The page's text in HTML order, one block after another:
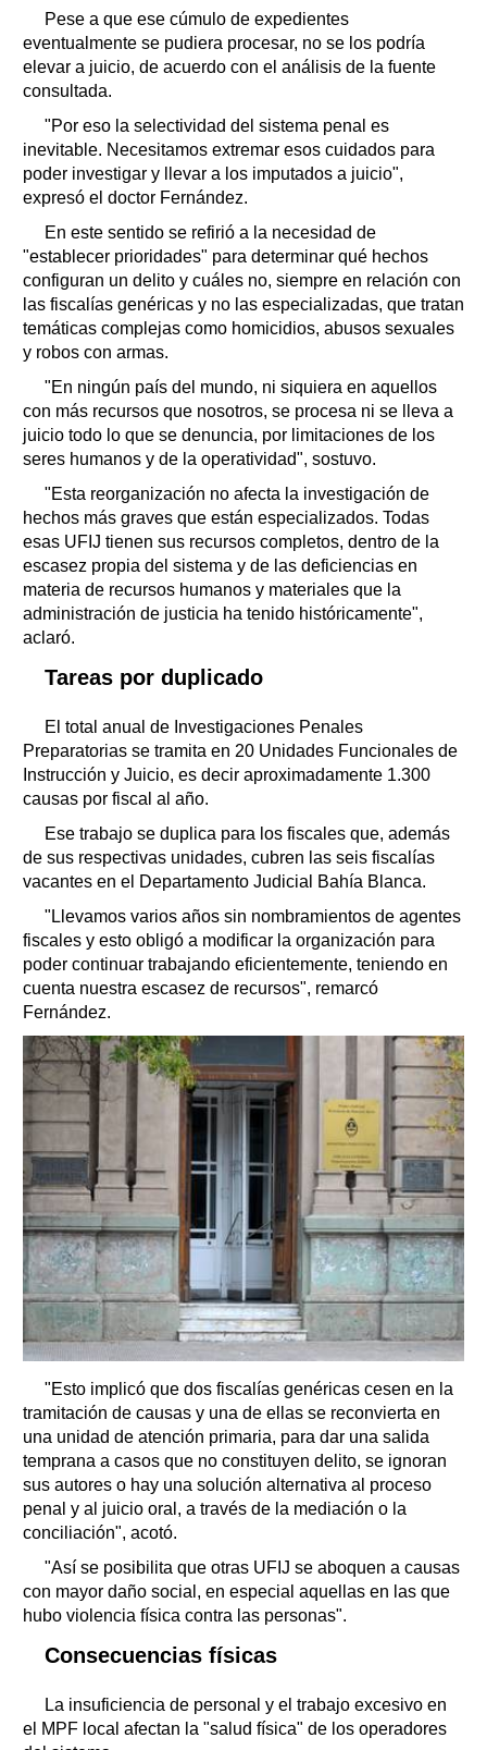
Pese a que ese cúmulo de expedientes
eventualmente se pudiera procesar, no se los podría
elevar a juicio, de acuerdo con el análisis de la fuente
consultada.
"Por eso la selectividad del sistema penal es
inevitable. Necesitamos extremar esos cuidados para
poder investigar y llevar a los imputados a juicio",
expresó el doctor Fernández.
En este sentido se refirió a la necesidad de
"establecer prioridades" para determinar qué hechos
configuran un delito y cuáles no, siempre en relación con
las fiscalías genéricas y no las especializadas, que tratan
temáticas complejas como homicidios, abusos sexuales
y robos con armas.
"En ningún país del mundo, ni siquiera en aquellos
con más recursos que nosotros, se procesa ni se lleva a
juicio todo lo que se denuncia, por limitaciones de los
seres humanos y de la operatividad", sostuvo.
"Esta reorganización no afecta la investigación de
hechos más graves que están especializados. Todas
esas UFIJ tienen sus recursos completos, dentro de la
escasez propia del sistema y de las deficiencias en
materia de recursos humanos y materiales que la
administración de justicia ha tenido históricamente",
aclaró.
Tareas por duplicado
El total anual de Investigaciones Penales
Preparatorias se tramita en 20 Unidades Funcionales de
Instrucción y Juicio, es decir aproximadamente 1.300
causas por fiscal al año.
Ese trabajo se duplica para los fiscales que, además
de sus respectivas unidades, cubren las seis fiscalías
vacantes en el Departamento Judicial Bahía Blanca.
"Llevamos varios años sin nombramientos de agentes
fiscales y esto obligó a modificar la organización para
poder continuar trabajando eficientemente, teniendo en
cuenta nuestra escasez de recursos", remarcó
Fernández.
"Esto implicó que dos fiscalías genéricas cesen en la
tramitación de causas y una de ellas se reconvierta en
una unidad de atención primaria, para dar una salida
temprana a casos que no constituyen delito, se ignoran
sus autores o hay una solución alternativa al proceso
penal y al juicio oral, a través de la mediación o la
conciliación", acotó.
"Así se posibilita que otras UFIJ se aboquen a causas
con mayor daño social, en especial aquellas en las que
hubo violencia física contra las personas".
Consecuencias físicas
La insuficiencia de personal y el trabajo excesivo en
el MPF local afectan la "salud física" de los operadores